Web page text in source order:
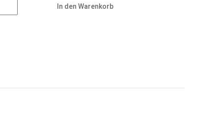
In den Warenkorb